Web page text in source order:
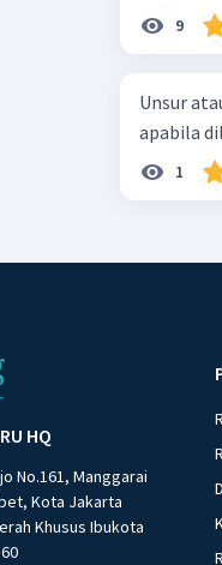
9
Unsur
apabila
1
HQ
No.161, Manggarai
Kota Jakarta
Khusus Ibukota